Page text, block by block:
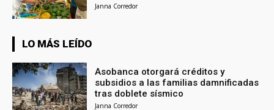
Janna Corredor
LO MÁS LEÍDO
Asobanca otorgará créditos y
subsidios a las familias damnificadas
tras doblete sísmico
Janna Corredor